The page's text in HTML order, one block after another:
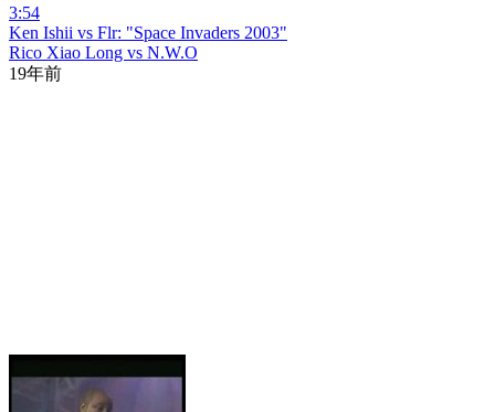
3:54
Ken Ishii vs Flr: "Space Invaders 2003"
Rico Xiao Long vs N.W.O
19年前